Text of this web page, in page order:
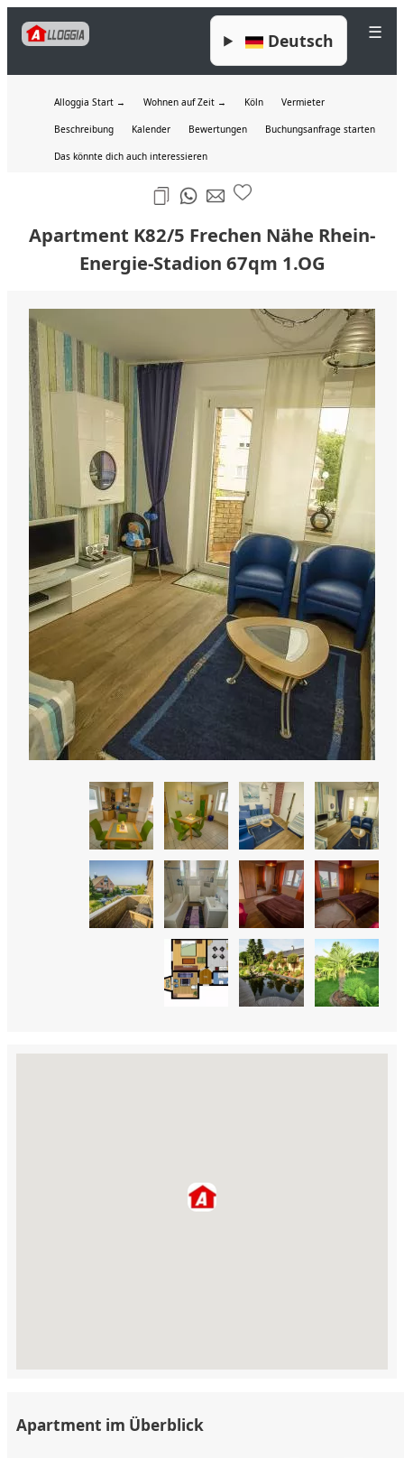
☰
Deutsch
Alloggia Start → Wohnen auf Zeit → Köln Vermieter
Beschreibung Kalender Bewertungen Buchungsanfrage starten
Das könnte dich auch interessieren
Apartment K82/5 Frechen Nähe Rhein-
Energie-Stadion 67qm 1.OG
Apartment im Überblick